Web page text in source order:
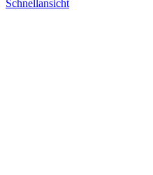
Schnellansicht